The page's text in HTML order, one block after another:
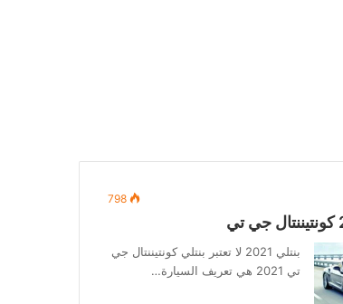
798
بنتلي 2021 لا تعتبر بنتلي كونتيننتال جي
تي 2021 هي تعريف السيارة…